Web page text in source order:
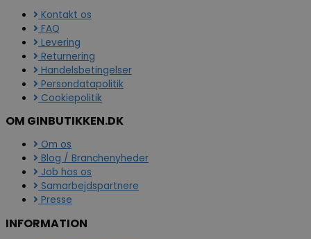
Kontakt os
FAQ
Levering
Returnering
Handelsbetingelser
Persondatapolitik
Cookiepolitik
OM GINBUTIKKEN.DK
Om os
Blog / Branchenyheder
Job hos os
Samarbejdspartnere
Presse
INFORMATION